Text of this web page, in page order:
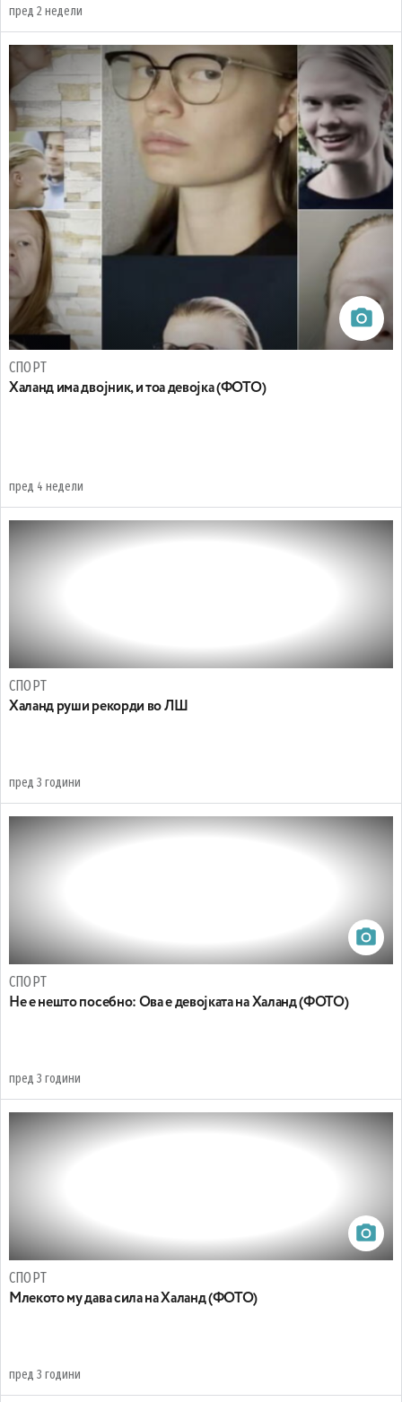
пред 2 недели
СПОРТ
Халанд има двојник, и тоа девојка (ФОТО)
пред 4 недели
СПОРТ
Халанд руши рекорди во ЛШ
пред 3 години
СПОРТ
Не е нешто посебно: Ова е девојката на Халанд (ФОТО)
пред 3 години
СПОРТ
Млекото му дава сила на Халанд (ФОТО)
пред 3 години